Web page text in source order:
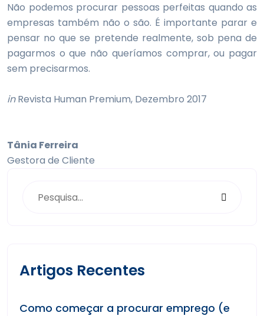
Não podemos procurar pessoas perfeitas quando as
empresas também não o são. É importante parar e
pensar no que se pretende realmente, sob pena de
pagarmos o que não queríamos comprar, ou pagar
sem precisarmos.
inRevista Human Premium, Dezembro 2017
Tânia Ferreira
Gestora de Cliente
Artigos Recentes
Como começar a procurar emprego (e